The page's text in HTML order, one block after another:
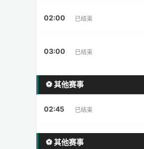
02:00 已结束
03:00 已结束
⚽ 其他赛事
02:45 已结束
⚽ 其他赛事